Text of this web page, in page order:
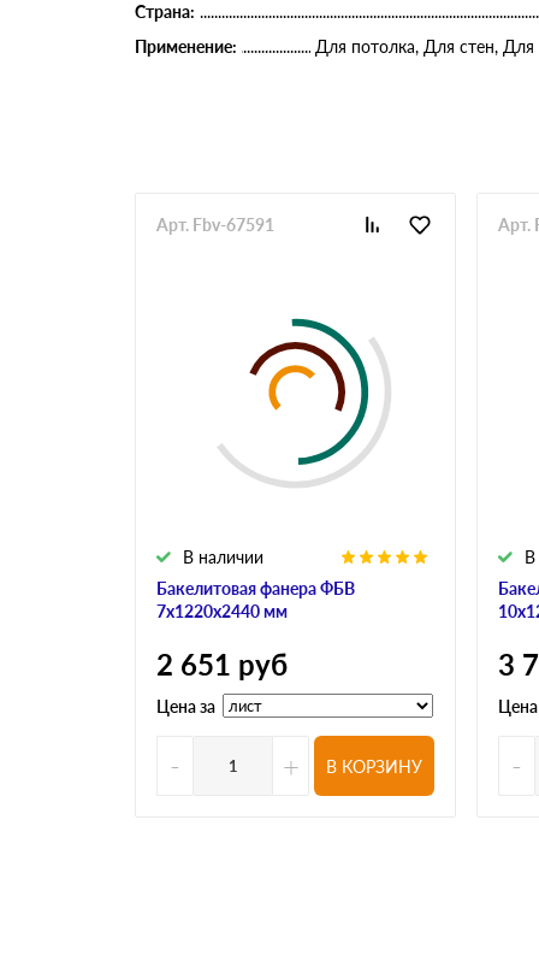
Страна:
Применение:
Для потолка, Для стен,
Бакелитовая фанера ФБВ
7х1220х2440 мм
В наличии
Арт. Fbv-67591
2 651 руб
Цена за
- + В КОРЗИНУ
В
Арт.
3
Цена
-